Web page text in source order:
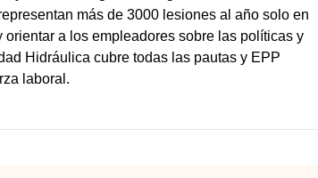
más de 3000 lesiones al año solo en
a los empleadores sobre las políticas y
Hidráulica cubre todas las pautas y EPP
laboral.